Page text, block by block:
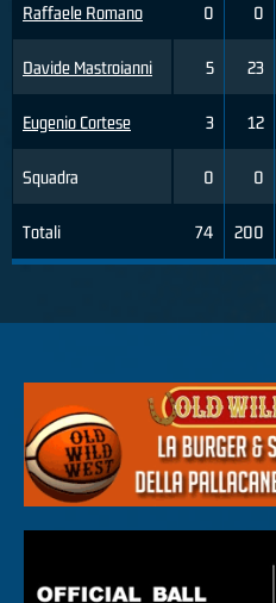
Raffaele Romano
Davide Mastroianni
Eugenio Cortese
Squadra
Totali
0 0
5 23
3 12
0 0
74 200